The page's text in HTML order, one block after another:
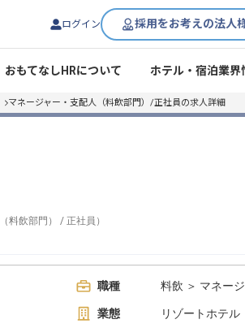
ログイン 採用をお考えの法人
おもてなしHRについて ホテル・宿泊業界
マネージャー・支配人（料飲部門）/正社員の求人詳細
料飲部門） / 正社員 ）
職種 料飲 ＞ マネー
業態 リゾートホテル